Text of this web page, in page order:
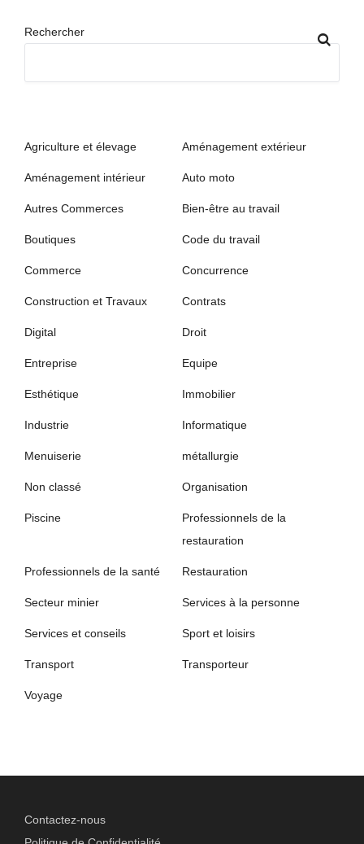
Rechercher
Agriculture et élevage Aménagement extérieur
Aménagement intérieur Auto moto
Autres Commerces Bien-être au travail
Boutiques Code du travail
Commerce Concurrence
Construction et Travaux Contrats
Digital Droit
Entreprise Equipe
Esthétique Immobilier
Industrie Informatique
Menuiserie métallurgie
Non classé Organisation
Piscine
Professionnels de la
restauration
Professionnels de la santé Restauration
Secteur minier Services à la personne
Services et conseils Sport et loisirs
Transport Transporteur
Voyage
Contactez-nous